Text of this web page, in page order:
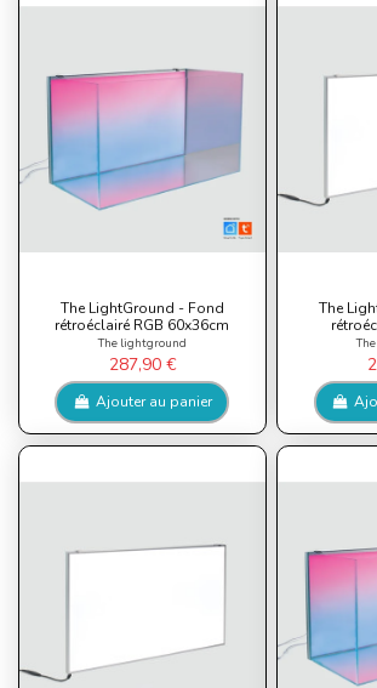
The LightGround - Fond
rétroéclairé RGB 60x36cm
The lightground
287,90 €
Ajouter au panier
The